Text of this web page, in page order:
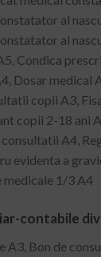
al
al
Condica
Dosar medical
copii A3,
copii 2-18 ani
A4,
evidenta a
medicale 1/3 A4
contabile
A3, Bon de